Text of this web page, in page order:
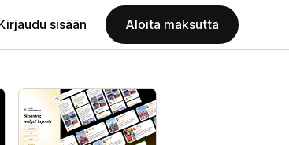
sisään Aloita maksutta